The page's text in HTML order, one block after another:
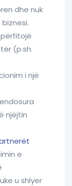
dhe nuk
(p.sh.
i një
njëjtin
e
u shlyer